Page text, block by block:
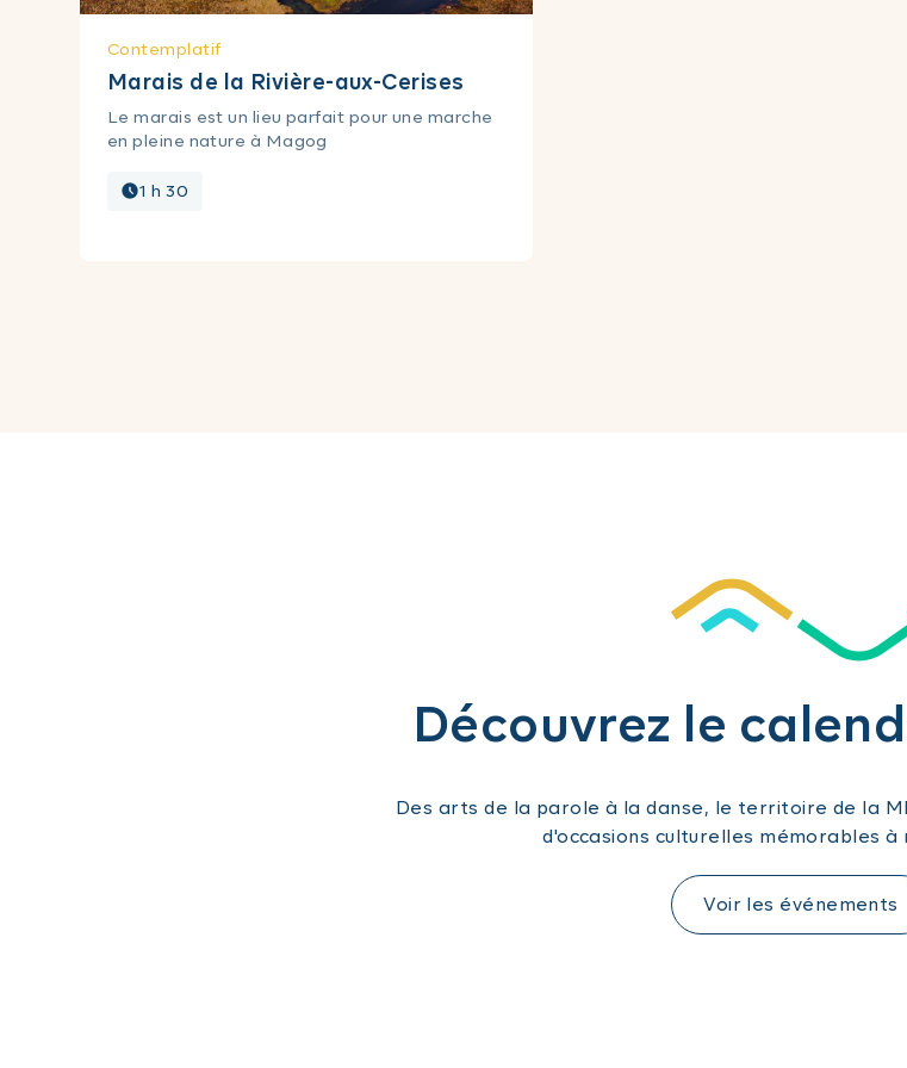
Contemplatif
Marais de la Rivière-aux-Cerises
Le marais est un lieu parfait pour une marche
en pleine nature à Magog
1 h 30
Découvrez le
Des arts de la parole à la danse, le territoire de la
d'occasions culturelles mémorables à
Voir les événements